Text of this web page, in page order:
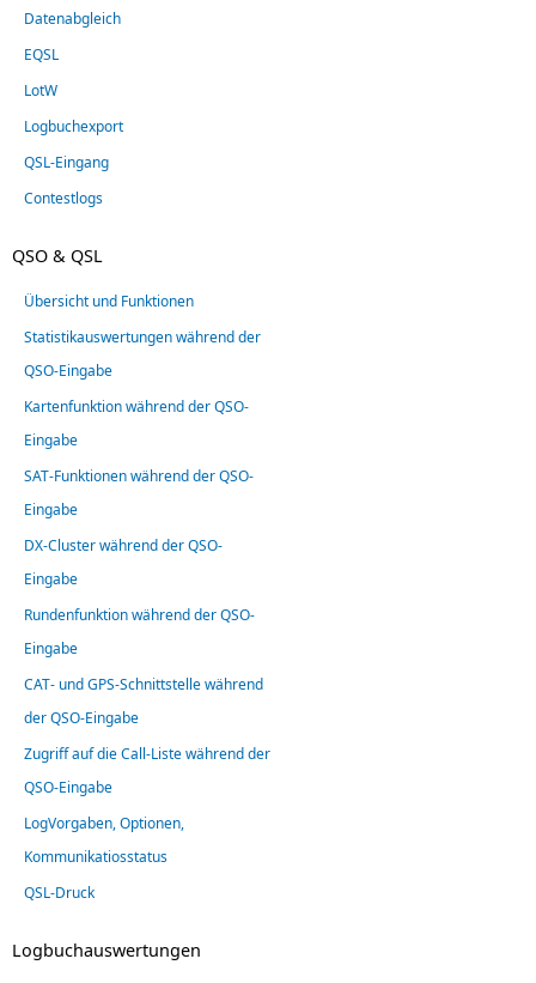
Datenabgleich
EQSL
LotW
Logbuchexport
QSL-Eingang
Contestlogs
QSO & QSL
Übersicht und Funktionen
Statistikauswertungen während der
QSO-Eingabe
Kartenfunktion während der QSO-
Eingabe
SAT-Funktionen während der QSO-
Eingabe
DX-Cluster während der QSO-
Eingabe
Rundenfunktion während der QSO-
Eingabe
CAT- und GPS-Schnittstelle während
der QSO-Eingabe
Zugriff auf die Call-Liste während der
QSO-Eingabe
LogVorgaben, Optionen,
Kommunikatiosstatus
QSL-Druck
Logbuchauswertungen